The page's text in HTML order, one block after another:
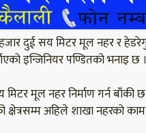
दुई सय मिटर मूल नहर र
इन्जिनियर पण्डितको भनाइ छ ।
मूल नहर निर्माण गर्न बाँकी
क्षेत्रसम्म अहिले शाखा नहरको